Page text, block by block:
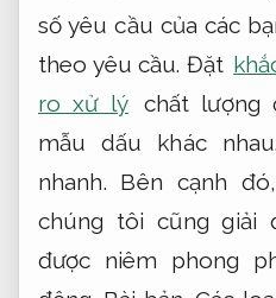
số yêu cầu của các
theo yêu cầu. Đặt
ro xử lý
chất lượng
mẫu dấu khác
nhanh. Bên cạnh đó,
chúng tôi cũng giải
được niêm phong